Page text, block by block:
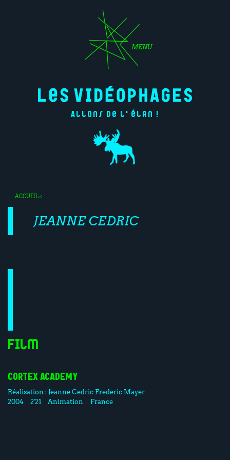
MENU
Allons de l'élan !
ACCUEIL<
JEANNE CEDRIC
Film
CORTEX ACADEMY
Réalisation : Jeanne Cedric Frederic Mayer
2004
2'21 Animation France